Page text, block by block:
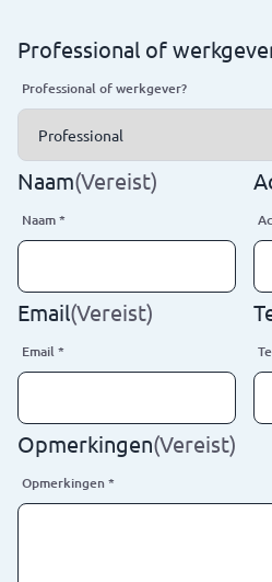
Professional of
Professional of werkgever?
Naam(Vereist)
Naam*
Email(Vereist)
Email*
Opmerkingen(Vereist)
Opmerkingen*